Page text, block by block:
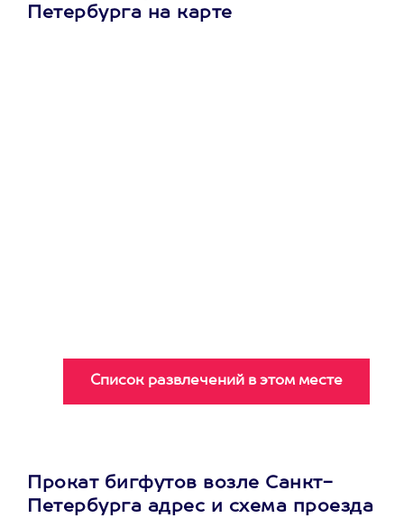
Петербурга на карте
Прокат бигфутов возле Санкт-
Петербурга адрес и схема проезда